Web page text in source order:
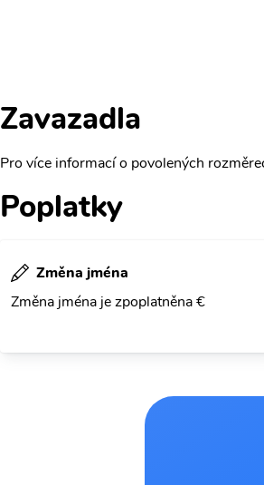
Zavazadla
Pro více informací o povolených
Poplatky
Změna jména
Změna jména je zpoplatněna €